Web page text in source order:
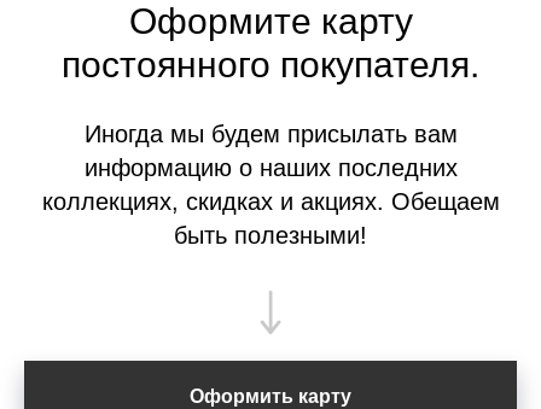
Оформите карту
постоянного покупателя.
Иногда мы будем присылать вам
информацию о наших последних
коллекциях, скидках и акциях. Обещаем
быть полезными!
Оформить карту